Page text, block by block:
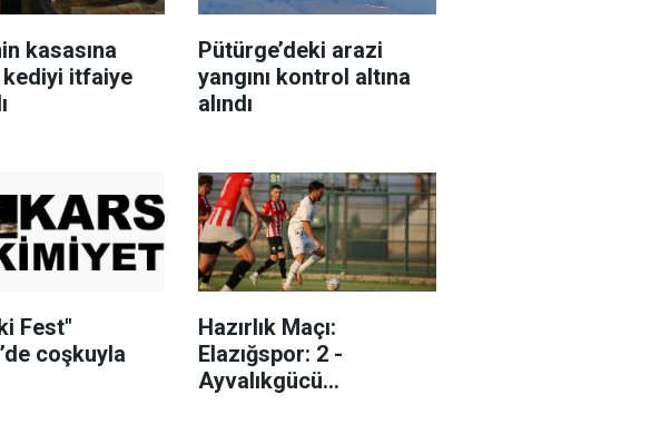
kasasına
kediyi itfaiye
Pütürge’deki arazi
yangını kontrol altına
alındı
Fest"
coşkuyla
Hazırlık Maçı:
Elazığspor: 2 -
Ayvalıkgücü